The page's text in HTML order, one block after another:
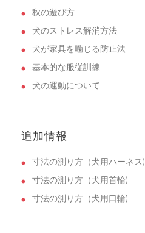
秋の遊び方
犬のストレス解消方法
犬が家具を噛じる防止法
基本的な服従訓練
犬の運動について
追加情報
寸法の測り方（犬用ハーネス)
寸法の測り方（犬用首輪)
寸法の測り方（犬用口輪)